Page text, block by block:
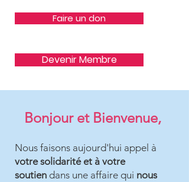
Faire un don
Devenir Membre
Bonjour et Bienvenue,
Nous faisons aujourd'hui appel à
votre solidarité et à votre
soutien dans une affaire qui nous